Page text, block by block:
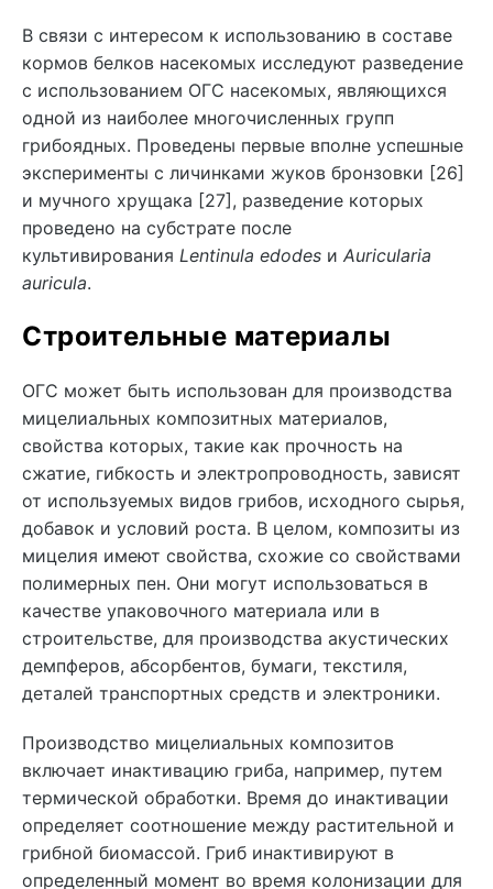
В связи с интересом к использованию в составе
кормов белков насекомых исследуют разведение
с использованием ОГС насекомых, являющихся
одной из наиболее многочисленных групп
грибоядных. Проведены первые вполне успешные
эксперименты с личинками жуков бронзовки [26]
и мучного хрущака [27], разведение которых
проведено на субстрате после
культивирования Lentinula edodes и Auricularia
auricula.
Строительные материалы
ОГС может быть использован для производства
мицелиальных композитных материалов,
свойства которых, такие как прочность на
сжатие, гибкость и электропроводность, зависят
от используемых видов грибов, исходного сырья,
добавок и условий роста. В целом, композиты из
мицелия имеют свойства, схожие со свойствами
полимерных пен. Они могут использоваться в
качестве упаковочного материала или в
строительстве, для производства акустических
демпферов, абсорбентов, бумаги, текстиля,
деталей транспортных средств и электроники.
Производство мицелиальных композитов
включает инактивацию гриба, например, путем
термической обработки. Время до инактивации
определяет соотношение между растительной и
грибной биомассой. Гриб инактивируют в
определенный момент во время колонизации для